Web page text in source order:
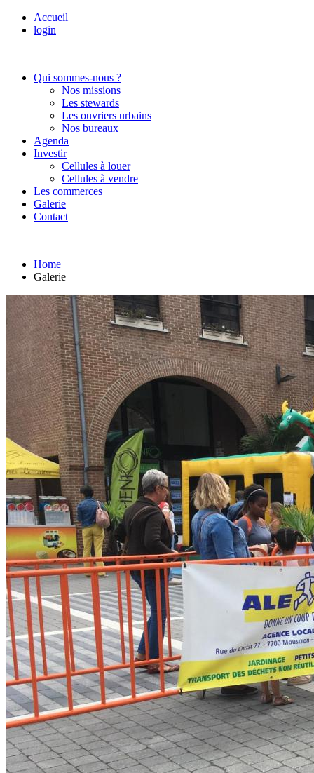
Accueil
login
Qui sommes-nous ?
Nos missions
Les stewards
Les ouvriers urbains
Nos bureaux
Agenda
Investir
Cellules à louer
Cellules à vendre
Les commerces
Galerie
Contact
Home
Galerie